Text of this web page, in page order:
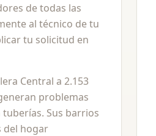
de todas las
al técnico de tu
tu solicitud en
Central a 2.153
problemas
Sus barrios
del hogar